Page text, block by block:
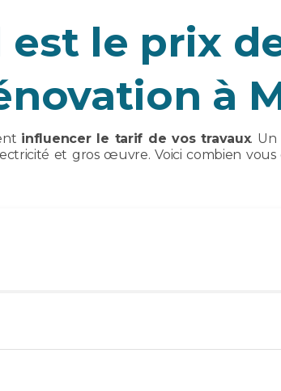
est le prix
à
influencer le tarif de vos travaux. Un
et gros œuvre. Voici combien vous